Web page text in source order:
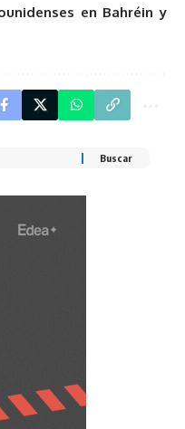
en Bahréin y